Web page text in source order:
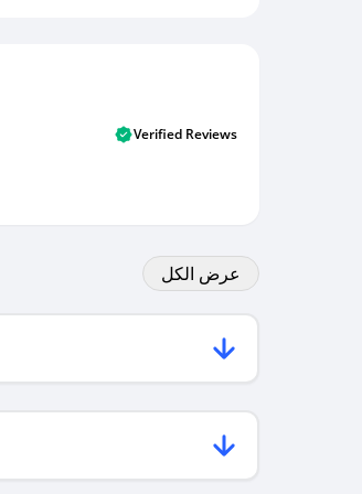
Verified Reviews
عرض الكل